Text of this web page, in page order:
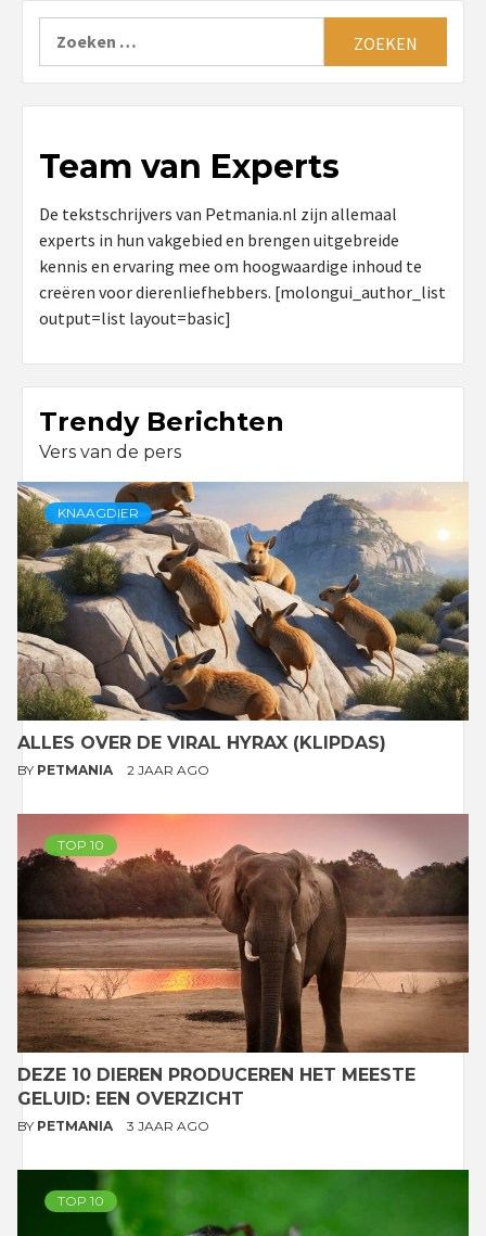
naar:
Team van Experts
De tekstschrijvers van Petmania.nl zijn allemaal
experts in hun vakgebied en brengen uitgebreide
kennis en ervaring mee om hoogwaardige inhoud te
creëren voor dierenliefhebbers. [molongui_author_list
output=list layout=basic]
Trendy Berichten
Vers van de pers
KNAAGDIER
ALLES OVER DE VIRAL HYRAX (KLIPDAS)
BY PETMANIA 2 JAAR AGO
TOP 10
DEZE 10 DIEREN PRODUCEREN HET MEESTE
GELUID: EEN OVERZICHT
BY PETMANIA 3 JAAR AGO
TOP 10